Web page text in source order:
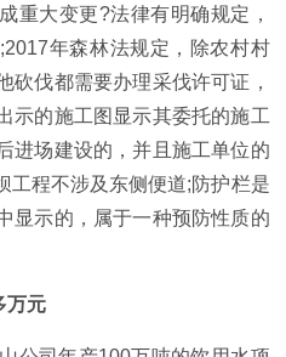
重大变更?法律有明确规定，
年森林法规定，除农村村
砍伐都需要办理采伐许可证，
示的施工图显示其委托的施工
进场建设的，并且施工单位的
工程不涉及东侧便道;防护栏是
显示的，属于一种预防性质的
万元